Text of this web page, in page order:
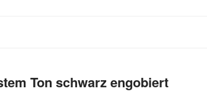
Ton schwarz engobiert